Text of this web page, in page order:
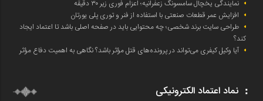
نمایندگی یخچال سامسونگ زعفرانیه؛ اعزام فوری زیر ۳۰ دقیقه
افزایش عمر قطعات صنعتی با استفاده از فنر و توری پلی یورتان
طراحی سایت برند شخصی؛ چه محتوایی باید در صفحه اصلی باشد تا اعتماد ایجاد
کند؟
آیا وکیل کیفری می‌تواند در پرونده‌های قتل مؤثر باشد؟ نگاهی به اهمیت دفاع مؤثر
نماد اعتماد الکترونیکی